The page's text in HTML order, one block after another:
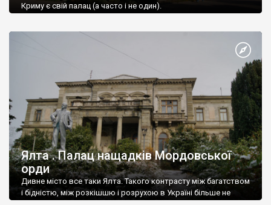
Криму є свій палац (а часто і не один).
Ялта . Палац нащадків Мордовської
орди
Дивне місто все таки Ялта. Такого контрасту між багатством
і бідністю, між розкішшю і розрухою в Україні більше не